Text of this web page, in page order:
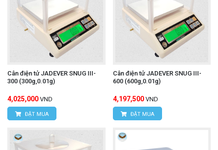
Cân điện tử JADEVER SNUG III-
300 (300g,0.01g)
4,025,000 VND
ĐẶT MUA
Cân điện tử JADEVER SNUG III-
600 (600g,0.01g)
4,197,500 VND
ĐẶT MUA